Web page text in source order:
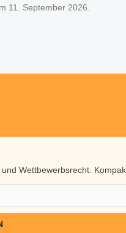
11. September 2026.
Wettbewerbsrecht.